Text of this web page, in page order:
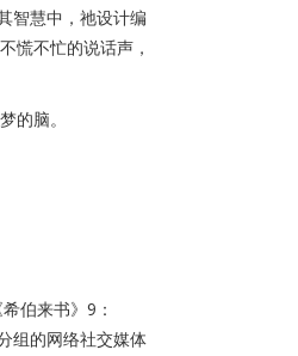
智慧中，祂设计编
慌不忙的说话声，
的脑。
伯来书》9：
组的网络社交媒体